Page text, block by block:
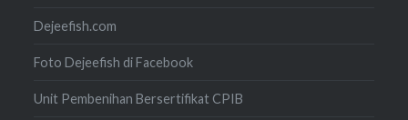
Dejeefish.com
Foto Dejeefish di Facebook
Unit Pembenihan Bersertifikat CPIB